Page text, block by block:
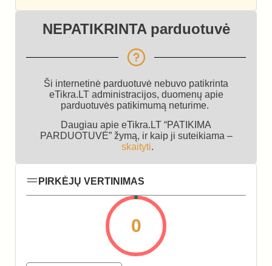
NEPATIKRINTA parduotuvė
Ši internetinė parduotuvė nebuvo patikrinta
eTikra.LT administracijos, duomenų apie
parduotuvės patikimumą neturime.
Daugiau apie eTikra.LT “PATIKIMA
PARDUOTUVĖ” žymą, ir kaip ji suteikiama –
skaityti.
PIRKĖJŲ VERTINIMAS
0